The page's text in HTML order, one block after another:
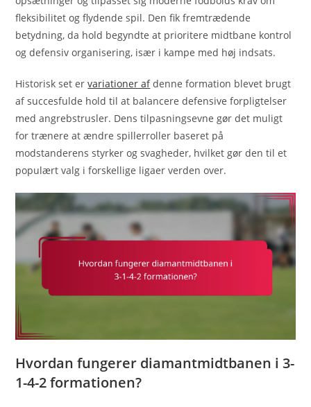
fleksibilitet og flydende spil. Den fik fremtrædende
betydning, da hold begyndte at prioritere midtbane kontrol
og defensiv organisering, især i kampe med høj indsats.
Historisk set ervariationer afdenne formation blevet brugt
af succesfulde hold til at balancere defensive forpligtelser
med angrebstrusler. Dens tilpasningsevne gør det muligt
for trænere at ændre spillerroller baseret på
modstanderens styrker og svagheder, hvilket gør den til et
populært valg i forskellige ligaer verden over.
Hvordan fungerer diamantmidtbanen i 3-
1-4-2 formationen?